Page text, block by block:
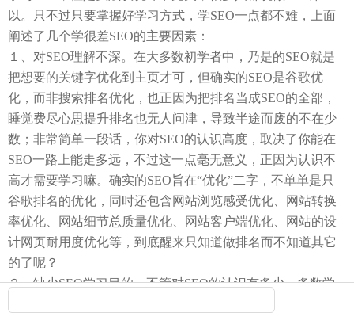
以。只不过只要掌握好学习方式，学SEO一点都不难，上面
阐述了几个学很差SEO的主要因素：
１、对SEO理解不深。在大多数初学者中，乃是的SEO就是
把想要的关键字优化到主页才可，但确实的SEO是谷歌优
化，而非搜索排名优化，也正因为把排名当成SEO的全部，
睡觉费尽心思提升排名也无人问津，导致半途而废的不在少
数；非常简单一段话，你对SEO的认识高度，取决了你能在
SEO一路上能走多远，不过这一点毫无意义，正因为认识不
高才需要学习嘛。确实的SEO旨在“优化”二字，不单单是只
谷歌排名的优化，同时还包含网站浏览感受优化、网站转换
率优化、网站细节总质量优化、网站客户端优化、网站的设
计网页耐用度优化等，到底醒来只知道做排名而不知道其它
的了呢？
２、缺少SEO学习目的。不管对SEO的认识有多少，多数学